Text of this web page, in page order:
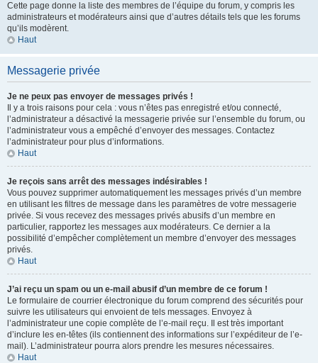
Cette page donne la liste des membres de l’équipe du forum, y compris les
administrateurs et modérateurs ainsi que d’autres détails tels que les forums
qu’ils modèrent.
Haut
Messagerie privée
Je ne peux pas envoyer de messages privés !
Il y a trois raisons pour cela : vous n’êtes pas enregistré et/ou connecté,
l’administrateur a désactivé la messagerie privée sur l’ensemble du forum, ou
l’administrateur vous a empêché d’envoyer des messages. Contactez
l’administrateur pour plus d’informations.
Haut
Je reçois sans arrêt des messages indésirables !
Vous pouvez supprimer automatiquement les messages privés d’un membre
en utilisant les filtres de message dans les paramètres de votre messagerie
privée. Si vous recevez des messages privés abusifs d’un membre en
particulier, rapportez les messages aux modérateurs. Ce dernier a la
possibilité d’empêcher complètement un membre d’envoyer des messages
privés.
Haut
J’ai reçu un spam ou un e-mail abusif d’un membre de ce forum !
Le formulaire de courrier électronique du forum comprend des sécurités pour
suivre les utilisateurs qui envoient de tels messages. Envoyez à
l’administrateur une copie complète de l’e-mail reçu. Il est très important
d’inclure les en-têtes (ils contiennent des informations sur l’expéditeur de l’e-
mail). L’administrateur pourra alors prendre les mesures nécessaires.
Haut